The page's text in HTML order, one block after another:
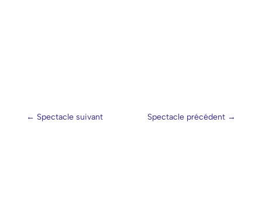
← Spectacle suivant Spectacle précédent →